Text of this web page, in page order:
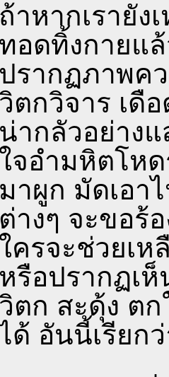
ถ้าหากเรายัง
ทอดทิ้งกายแ
ปรากฏภาพค
ตกวิจาร เดื
น่ากลัวอย่าง
ใจอำมหิตโห
มาผูก มัดเอา
ต่างๆ จะขอร้
ใครจะช่วยเห
หรือปรากฏเ
ตก สะดุ้ง ต
ด้ อันนี้เรียก